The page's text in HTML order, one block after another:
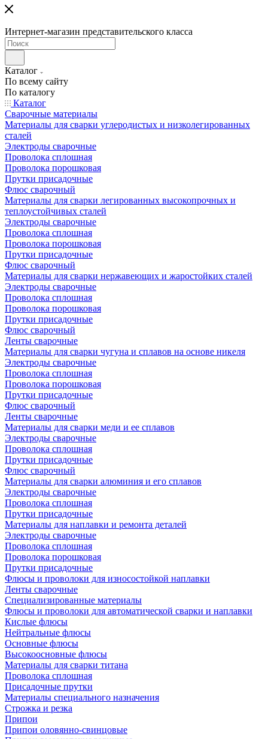
Интернет-магазин представительского класса
Каталог
По всему сайту
По каталогу
Каталог
Сварочные материалы
Материалы для сварки углеродистых и низколегированных
сталей
Электроды сварочные
Проволока сплошная
Проволока порошковая
Прутки присадочные
Флюс сварочный
Материалы для сварки легированных высокопрочных и
теплоустойчивых сталей
Электроды сварочные
Проволока сплошная
Проволока порошковая
Прутки присадочные
Флюс сварочный
Материалы для сварки нержавеющих и жаростойких сталей
Электроды сварочные
Проволока сплошная
Проволока порошковая
Прутки присадочные
Флюс сварочный
Ленты сварочные
Материалы для сварки чугуна и сплавов на основе никеля
Электроды сварочные
Проволока сплошная
Проволока порошковая
Прутки присадочные
Флюс сварочный
Ленты сварочные
Материалы для сварки меди и ее сплавов
Электроды сварочные
Проволока сплошная
Прутки присадочные
Флюс сварочный
Материалы для сварки алюминия и его сплавов
Электроды сварочные
Проволока сплошная
Прутки присадочные
Материалы для наплавки и ремонта деталей
Электроды сварочные
Проволока сплошная
Проволока порошковая
Прутки присадочные
Флюсы и проволоки для износостойкой наплавки
Ленты сварочные
Специализированные материалы
Флюсы и проволоки для автоматической сварки и наплавки
Кислые флюсы
Нейтральные флюсы
Основные флюсы
Высокоосновные флюсы
Материалы для сварки титана
Проволока сплошная
Присадочные прутки
Материалы специального назначения
Строжка и резка
Припои
Припои оловянно-свинцовые